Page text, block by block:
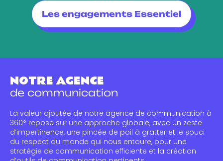
Les engagements Essentiel
NOTRE AGENCE
de communication
La valeur ajoutée de notre agence de communication à
360° repose sur une approche globale, avec un zeste
d’impertinence, une pincée de poil à gratter et le souci
du respect du monde qui nous entoure, pour une
stratégie de communication efficiente et la création